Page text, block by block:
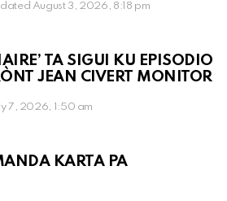
August 3, 2026, 8:18 pm
TA SIGUI KU EPISODIO
JEAN CIVERT MONITOR
7, 2026, 1:50 am
KARTA PA